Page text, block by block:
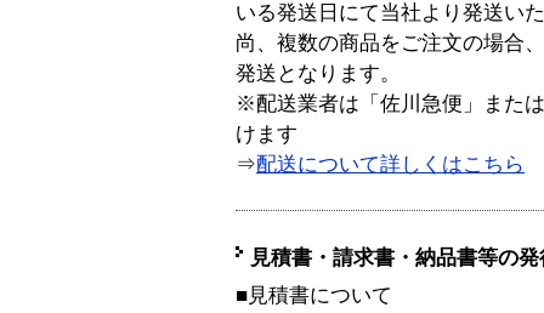
いる発送日にて当社より発送い
尚、複数の商品をご注文の場合
発送となります。
※配送業者は「佐川急便」また
けます
⇒配送について詳しくはこちら
見積書・請求書・納品書等の
■見積書について